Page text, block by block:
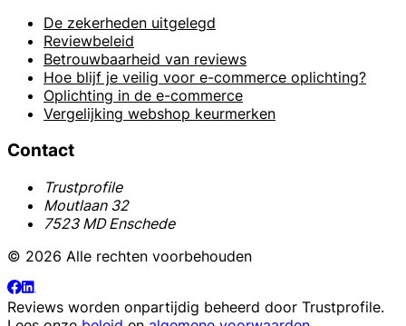
De zekerheden uitgelegd
Reviewbeleid
Betrouwbaarheid van reviews
Hoe blijf je veilig voor e-commerce oplichting?
Oplichting in de e-commerce
Vergelijking webshop keurmerken
Contact
Trustprofile
Moutlaan 32
7523 MD Enschede
© 2026 Alle rechten voorbehouden
Reviews worden onpartijdig beheerd door Trustprofile.